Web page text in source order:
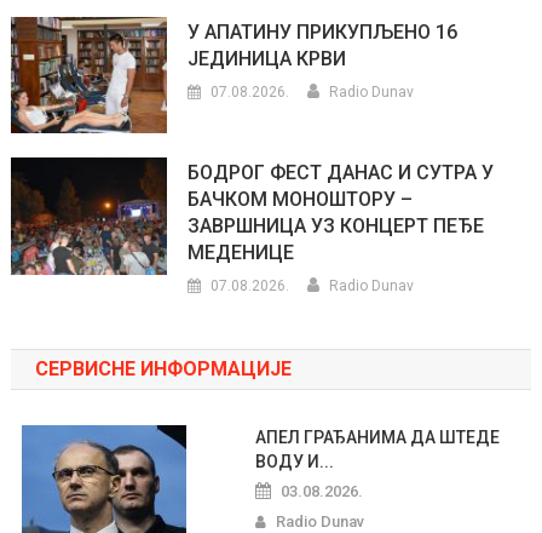
У АПАТИНУ ПРИКУПЉЕНО 16
ЈЕДИНИЦА КРВИ
07.08.2026. Radio Dunav
БОДРОГ ФЕСТ ДАНАС И СУТРА У
БАЧКОМ МОНОШТОРУ –
ЗАВРШНИЦА УЗ КОНЦЕРТ ПЕЂЕ
МЕДЕНИЦЕ
07.08.2026. Radio Dunav
СЕРВИСНЕ ИНФОРМАЦИЈЕ
АПЕЛ ГРАЂАНИМА ДА ШТЕДЕ
ВОДУ И...
03.08.2026.
Radio Dunav